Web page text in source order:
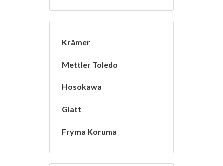
Krämer
Mettler Toledo
Hosokawa
Glatt
Fryma Koruma